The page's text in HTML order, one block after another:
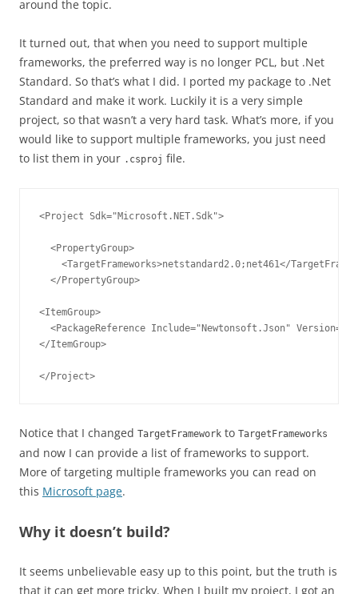
around the topic.
It turned out, that when you need to support multiple
frameworks, the preferred way is no longer PCL, but .Net
Standard. So that’s what I did. I ported my package to .Net
Standard and make it work. Luckily it is a very simple
project, so that wasn’t a very hard task. What’s more, if you
would like to support multiple frameworks, you just need
to list them in your .csproj file.
<Project Sdk="Microsoft.NET.Sdk">
  <PropertyGroup>
<TargetFrameworks>netstandard2.0;net461</
  </PropertyGroup>
<ItemGroup>
<PackageReference Include="Newtonsoft.Json"
</ItemGroup>
</Project>
Notice that I changed TargetFramework to TargetFrameworks
and now I can provide a list of frameworks to support.
More of targeting multiple frameworks you can read on
this Microsoft page.
Why it doesn’t build?
It seems unbelievable easy up to this point, but the truth is
that it can get more tricky. When I built my project, I got an